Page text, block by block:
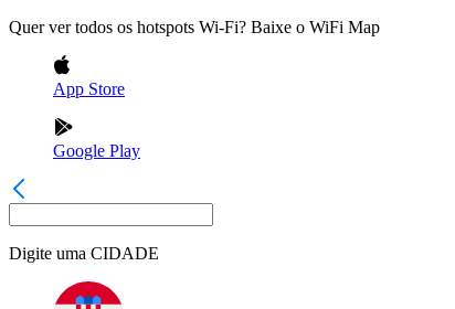
Quer ver todos os hotspots Wi-Fi? Baixe o WiFi Map
App Store
Google Play
Digite uma CIDADE